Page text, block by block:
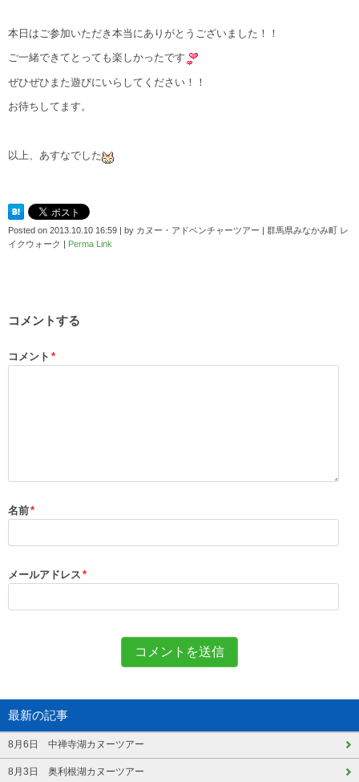
本日はご参加いただき本当にありがとうございました！！
ご一緒できてとっても楽しかったです
ぜひぜひまた遊びにいらしてください！！
お待ちしてます。
以上、あすなでした
Posted on 2013.10.10 16:59 | by カヌー・アドベンチャーツアー | 群馬県みなかみ町 レ
イクウォーク | Perma Link
コメントする
コメント *
名前*
メールアドレス *
最新の記事
8月6日 中禅寺湖カヌーツアー
8月3日 奥利根湖カヌーツアー